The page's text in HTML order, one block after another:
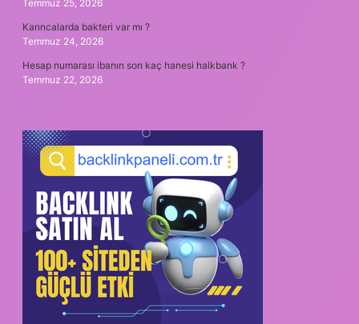
Temmuz 25, 2026
Karıncalarda bakteri var mı ?
Temmuz 24, 2026
Hesap numarası ibanın son kaç hanesi halkbank ?
Temmuz 22, 2026